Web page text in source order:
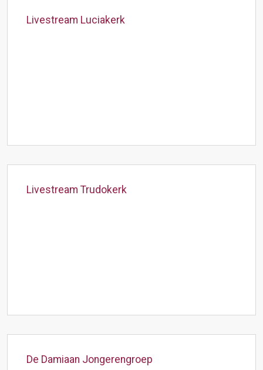
Livestream Luciakerk
Livestream Trudokerk
De Damiaan Jongerengroep